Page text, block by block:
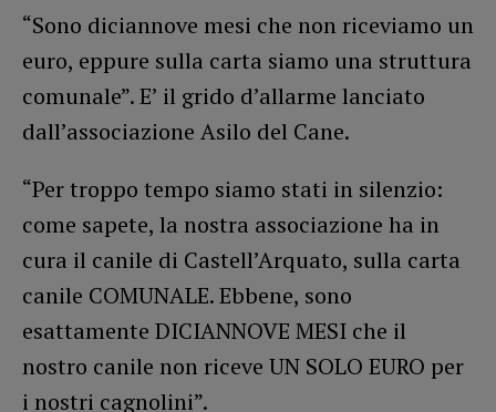
“Sono diciannove mesi che non riceviamo un
euro, eppure sulla carta siamo una struttura
comunale”. E’ il grido d’allarme lanciato
dall’associazione Asilo del Cane.
“Per troppo tempo siamo stati in silenzio:
come sapete, la nostra associazione ha in
cura il canile di Castell’Arquato, sulla carta
canile COMUNALE. Ebbene, sono
esattamente DICIANNOVE MESI che il
nostro canile non riceve UN SOLO EURO per
i nostri cagnolini”.